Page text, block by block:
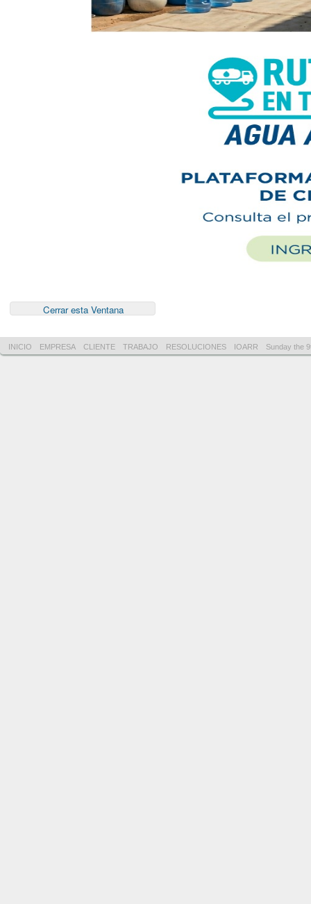
INICIO EMPRESA CLIENTE TRABAJO RESOLUCIONES IOARR Sunday the